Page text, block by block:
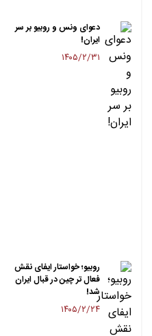
دعوای ونس و روبیو بر سر
ایران!
۱۴۰۵/۲/۳۱
روبیو؛ خواستار ایفای نقش
فعال تر چین در قبال ایران
شد!
۱۴۰۵/۲/۲۴